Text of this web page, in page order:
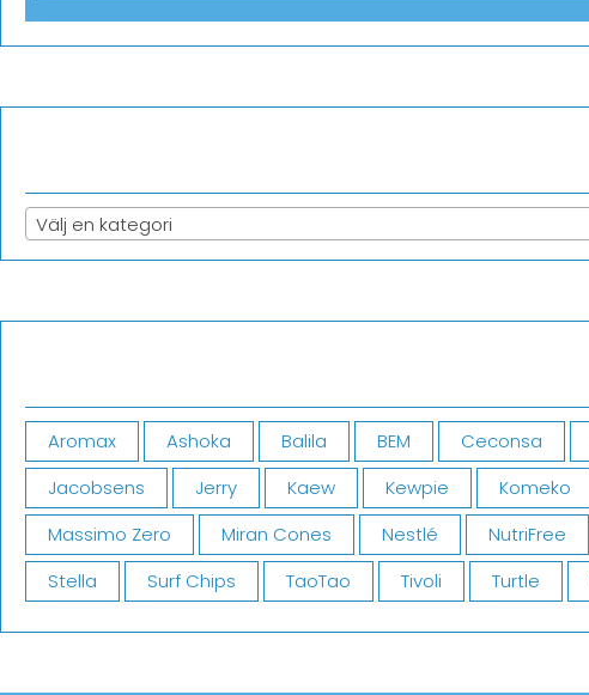
Välj en kategori
Aromax Ashoka Balila BEM Ceconsa
Jacobsens
Jerry Kaew Kewpie Komeko
Massimo Zero
Miran Cones Nestlé NutriFree
Stella
Surf Chips TaoTao Tivoli Turtle